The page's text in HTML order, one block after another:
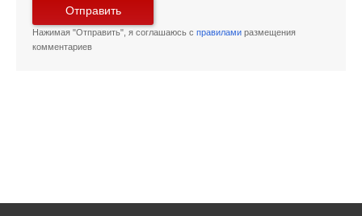
Отправить
Нажимая "Отправить", я соглашаюсь с правилами размещения
комментариев